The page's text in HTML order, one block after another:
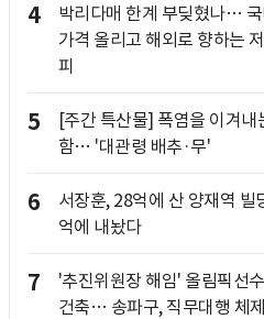
4
박리다매 한계 부딪혔나…
가격 올리고 해외로 향하는
피
5
[주간 특산물] 폭염을 이겨내
함… '대관령 배추·무'
6
서장훈, 28억에 산 양재역 빌
억에 내놨다
7
'추진위원장 해임' 올림픽선
건축… 송파구, 직무대행 체